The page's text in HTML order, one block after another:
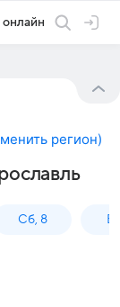
регион)
Сб, 8